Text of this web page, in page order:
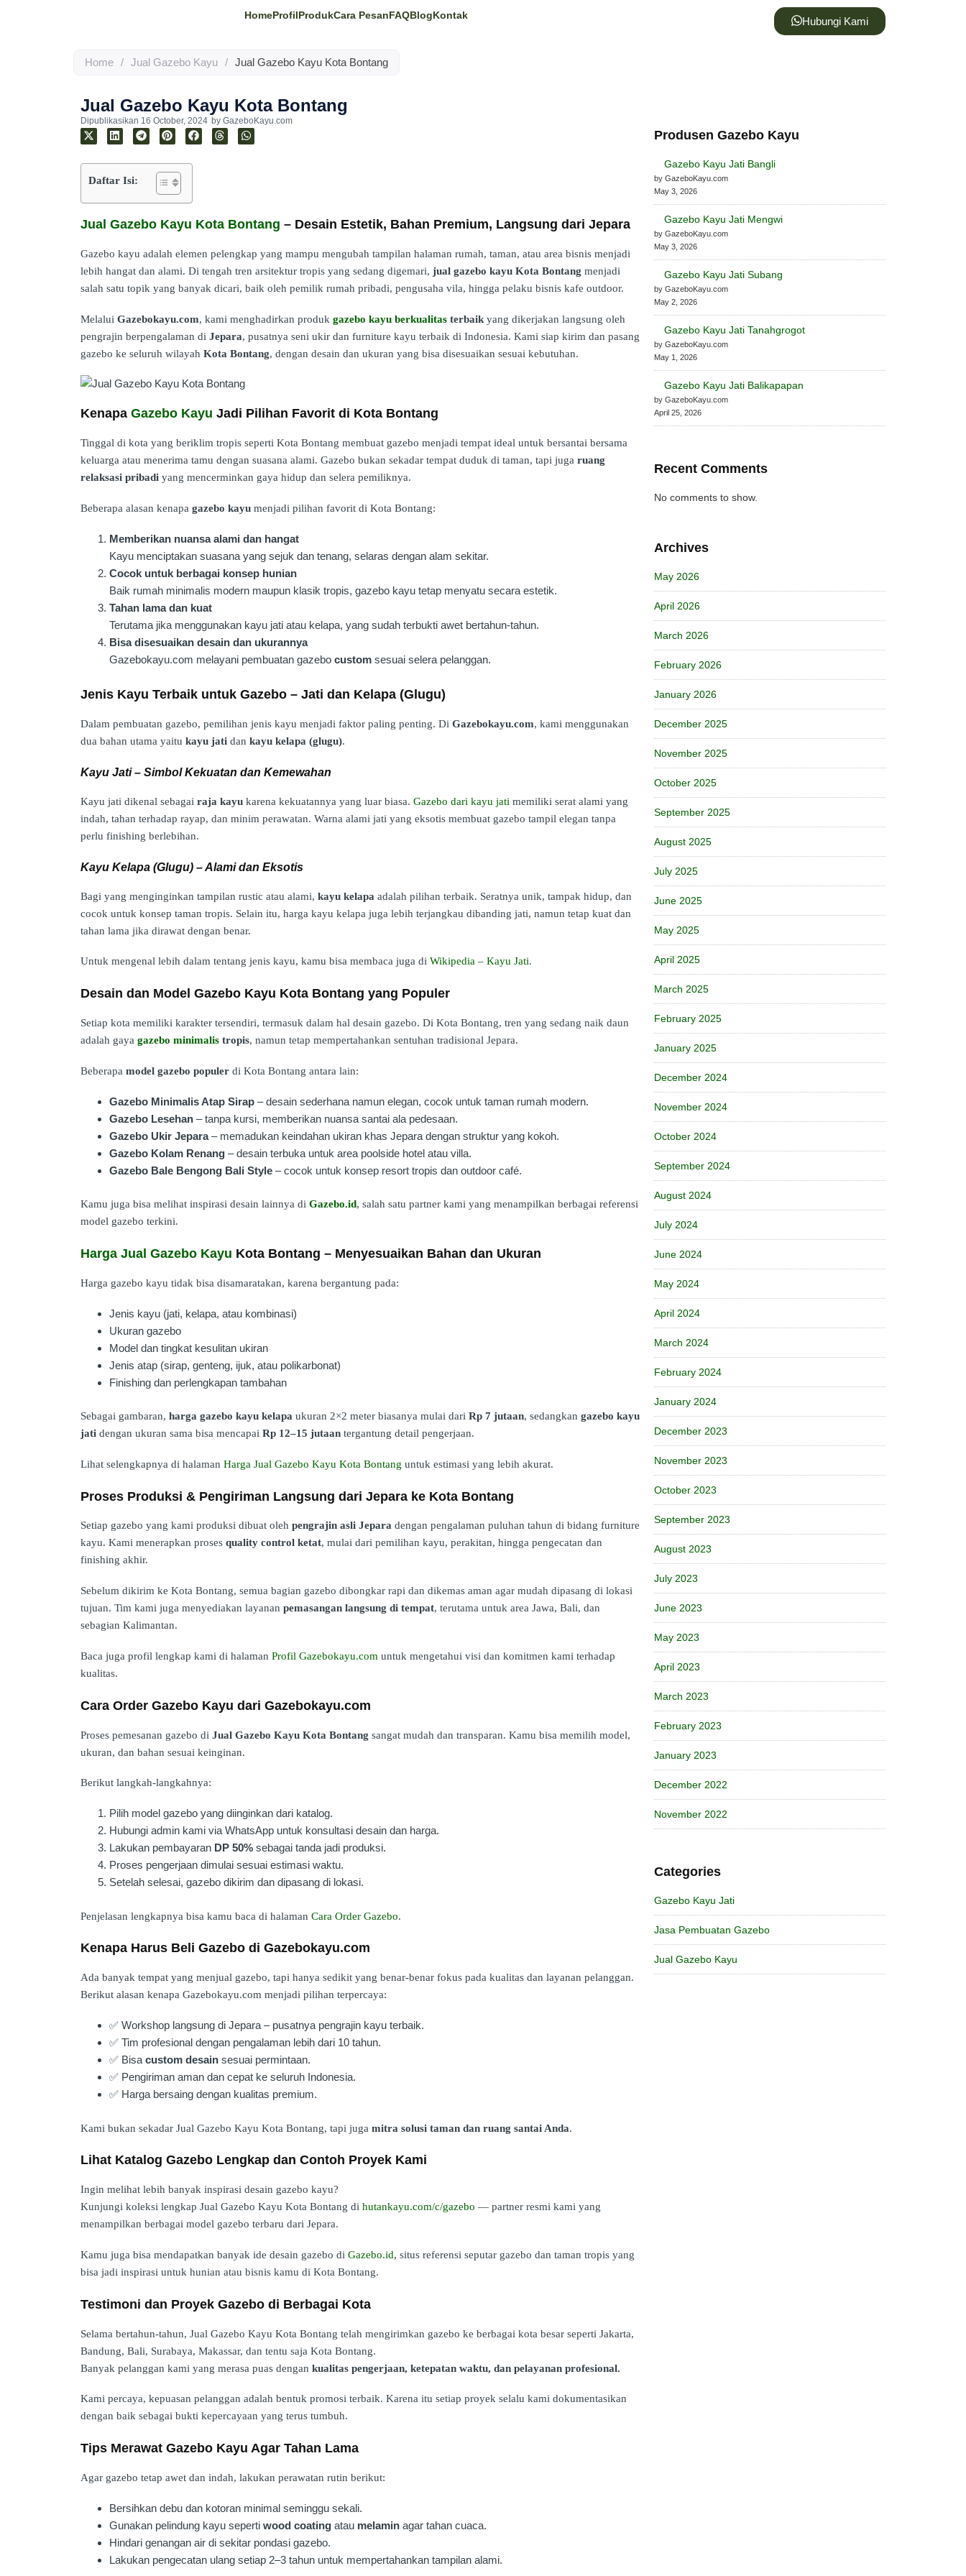
HomeProfilProdukCara PesanFAQBlogKontak Hubungi Kami
Home / Jual Gazebo Kayu / Jual Gazebo Kayu Kota Bontang
Jual Gazebo Kayu Kota Bontang
Dipublikasikan 16 October, 2024 by GazeboKayu.com
Daftar Isi:
Jual Gazebo Kayu Kota Bontang – Desain Estetik, Bahan Premium, Langsung dari Jepara
Gazebo kayu adalah elemen pelengkap yang mampu mengubah tampilan halaman rumah, taman, atau area bisnis menjadi
lebih hangat dan alami. Di tengah tren arsitektur tropis yang sedang digemari, jual gazebo kayu Kota Bontang menjadi
salah satu topik yang banyak dicari, baik oleh pemilik rumah pribadi, pengusaha vila, hingga pelaku bisnis kafe outdoor.
Melalui Gazebokayu.com, kami menghadirkan produk gazebo kayu berkualitas terbaik yang dikerjakan langsung oleh
pengrajin berpengalaman di Jepara, pusatnya seni ukir dan furniture kayu terbaik di Indonesia. Kami siap kirim dan pasang
gazebo ke seluruh wilayah Kota Bontang, dengan desain dan ukuran yang bisa disesuaikan sesuai kebutuhan.
Kenapa Gazebo Kayu Jadi Pilihan Favorit di Kota Bontang
Tinggal di kota yang beriklim tropis seperti Kota Bontang membuat gazebo menjadi tempat ideal untuk bersantai bersama
keluarga atau menerima tamu dengan suasana alami. Gazebo bukan sekadar tempat duduk di taman, tapi juga ruang
relaksasi pribadi yang mencerminkan gaya hidup dan selera pemiliknya.
Beberapa alasan kenapa gazebo kayu menjadi pilihan favorit di Kota Bontang:
Memberikan nuansa alami dan hangat
Kayu menciptakan suasana yang sejuk dan tenang, selaras dengan alam sekitar.
Cocok untuk berbagai konsep hunian
Baik rumah minimalis modern maupun klasik tropis, gazebo kayu tetap menyatu secara estetik.
Tahan lama dan kuat
Terutama jika menggunakan kayu jati atau kelapa, yang sudah terbukti awet bertahun-tahun.
Bisa disesuaikan desain dan ukurannya
Gazebokayu.com melayani pembuatan gazebo custom sesuai selera pelanggan.
Jenis Kayu Terbaik untuk Gazebo – Jati dan Kelapa (Glugu)
Dalam pembuatan gazebo, pemilihan jenis kayu menjadi faktor paling penting. Di Gazebokayu.com, kami menggunakan
dua bahan utama yaitu kayu jati dan kayu kelapa (glugu).
Kayu Jati – Simbol Kekuatan dan Kemewahan
Kayu jati dikenal sebagai raja kayu karena kekuatannya yang luar biasa. Gazebo dari kayu jati memiliki serat alami yang
indah, tahan terhadap rayap, dan minim perawatan. Warna alami jati yang eksotis membuat gazebo tampil elegan tanpa
perlu finishing berlebihan.
Kayu Kelapa (Glugu) – Alami dan Eksotis
Bagi yang menginginkan tampilan rustic atau alami, kayu kelapa adalah pilihan terbaik. Seratnya unik, tampak hidup, dan
cocok untuk konsep taman tropis. Selain itu, harga kayu kelapa juga lebih terjangkau dibanding jati, namun tetap kuat dan
tahan lama jika dirawat dengan benar.
Untuk mengenal lebih dalam tentang jenis kayu, kamu bisa membaca juga di Wikipedia – Kayu Jati.
Desain dan Model Gazebo Kayu Kota Bontang yang Populer
Setiap kota memiliki karakter tersendiri, termasuk dalam hal desain gazebo. Di Kota Bontang, tren yang sedang naik daun
adalah gaya gazebo minimalis tropis, namun tetap mempertahankan sentuhan tradisional Jepara.
Beberapa model gazebo populer di Kota Bontang antara lain:
Gazebo Minimalis Atap Sirap – desain sederhana namun elegan, cocok untuk taman rumah modern.
Gazebo Lesehan – tanpa kursi, memberikan nuansa santai ala pedesaan.
Gazebo Ukir Jepara– memadukan keindahan ukiran khas Jepara dengan struktur yang kokoh.
Gazebo Kolam Renang – desain terbuka untuk area poolside hotel atau villa.
Gazebo Bale Bengong Bali Style – cocok untuk konsep resort tropis dan outdoor café.
Kamu juga bisa melihat inspirasi desain lainnya di Gazebo.id, salah satu partner kami yang menampilkan berbagai referensi
model gazebo terkini.
Harga Jual Gazebo Kayu Kota Bontang – Menyesuaikan Bahan dan Ukuran
Harga gazebo kayu tidak bisa disamaratakan, karena bergantung pada:
Jenis kayu (jati, kelapa, atau kombinasi)
Ukuran gazebo
Model dan tingkat kesulitan ukiran
Jenis atap (sirap, genteng, ijuk, atau polikarbonat)
Finishing dan perlengkapan tambahan
Sebagai gambaran, harga gazebo kayu kelapa ukuran 2×2 meter biasanya mulai dari Rp 7 jutaan, sedangkan gazebo kayu
jati dengan ukuran sama bisa mencapai Rp 12–15 jutaan tergantung detail pengerjaan.
Lihat selengkapnya di halaman Harga Jual Gazebo Kayu Kota Bontang untuk estimasi yang lebih akurat.
Proses Produksi & Pengiriman Langsung dari Jepara ke Kota Bontang
Setiap gazebo yang kami produksi dibuat oleh pengrajin asli Jepara dengan pengalaman puluhan tahun di bidang furniture
kayu. Kami menerapkan proses quality control ketat, mulai dari pemilihan kayu, perakitan, hingga pengecatan dan
finishing akhir.
Sebelum dikirim ke Kota Bontang, semua bagian gazebo dibongkar rapi dan dikemas aman agar mudah dipasang di lokasi
tujuan. Tim kami juga menyediakan layanan pemasangan langsung di tempat, terutama untuk area Jawa, Bali, dan
sebagian Kalimantan.
Baca juga profil lengkap kami di halaman Profil Gazebokayu.com untuk mengetahui visi dan komitmen kami terhadap
kualitas.
Cara Order Gazebo Kayu dari Gazebokayu.com
Proses pemesanan gazebo di Jual Gazebo Kayu Kota Bontang sangat mudah dan transparan. Kamu bisa memilih model,
ukuran, dan bahan sesuai keinginan.
Berikut langkah-langkahnya:
Pilih model gazebo yang diinginkan dari katalog.
Hubungi admin kami via WhatsApp untuk konsultasi desain dan harga.
Lakukan pembayaran DP 50% sebagai tanda jadi produksi.
Proses pengerjaan dimulai sesuai estimasi waktu.
Setelah selesai, gazebo dikirim dan dipasang di lokasi.
Penjelasan lengkapnya bisa kamu baca di halaman Cara Order Gazebo.
Kenapa Harus Beli Gazebo di Gazebokayu.com
Ada banyak tempat yang menjual gazebo, tapi hanya sedikit yang benar-benar fokus pada kualitas dan layanan pelanggan.
Berikut alasan kenapa Gazebokayu.com menjadi pilihan terpercaya:
✅ Workshop langsung di Jepara – pusatnya pengrajin kayu terbaik.
✅ Tim profesional dengan pengalaman lebih dari 10 tahun.
✅ Bisa custom desain sesuai permintaan.
✅ Pengiriman aman dan cepat ke seluruh Indonesia.
✅ Harga bersaing dengan kualitas premium.
Kami bukan sekadar Jual Gazebo Kayu Kota Bontang, tapi juga mitra solusi taman dan ruang santai Anda.
Lihat Katalog Gazebo Lengkap dan Contoh Proyek Kami
Ingin melihat lebih banyak inspirasi desain gazebo kayu?
Kunjungi koleksi lengkap Jual Gazebo Kayu Kota Bontang di hutankayu.com/c/gazebo — partner resmi kami yang
menampilkan berbagai model gazebo terbaru dari Jepara.
Kamu juga bisa mendapatkan banyak ide desain gazebo di Gazebo.id, situs referensi seputar gazebo dan taman tropis yang
bisa jadi inspirasi untuk hunian atau bisnis kamu di Kota Bontang.
Testimoni dan Proyek Gazebo di Berbagai Kota
Selama bertahun-tahun, Jual Gazebo Kayu Kota Bontang telah mengirimkan gazebo ke berbagai kota besar seperti Jakarta,
Bandung, Bali, Surabaya, Makassar, dan tentu saja Kota Bontang.
Banyak pelanggan kami yang merasa puas dengan kualitas pengerjaan, ketepatan waktu, dan pelayanan profesional.
Kami percaya, kepuasan pelanggan adalah bentuk promosi terbaik. Karena itu setiap proyek selalu kami dokumentasikan
dengan baik sebagai bukti kepercayaan yang terus tumbuh.
Tips Merawat Gazebo Kayu Agar Tahan Lama
Agar gazebo tetap awet dan indah, lakukan perawatan rutin berikut:
Bersihkan debu dan kotoran minimal seminggu sekali.
Gunakan pelindung kayu seperti wood coating atau melamin agar tahan cuaca.
Hindari genangan air di sekitar pondasi gazebo.
Lakukan pengecatan ulang setiap 2–3 tahun untuk mempertahankan tampilan alami.
Produsen Gazebo Kayu
Gazebo Kayu Jati Bangli
by GazeboKayu.com
May 3, 2026
Gazebo Kayu Jati Mengwi
by GazeboKayu.com
May 3, 2026
Gazebo Kayu Jati Subang
by GazeboKayu.com
May 2, 2026
Gazebo Kayu Jati Tanahgrogot
by GazeboKayu.com
May 1, 2026
Gazebo Kayu Jati Balikapapan
by GazeboKayu.com
April 25, 2026
Recent Comments
No comments to show.
Archives
May 2026
April 2026
March 2026
February 2026
January 2026
December 2025
November 2025
October 2025
September 2025
August 2025
July 2025
June 2025
May 2025
April 2025
March 2025
February 2025
January 2025
December 2024
November 2024
October 2024
September 2024
August 2024
July 2024
June 2024
May 2024
April 2024
March 2024
February 2024
January 2024
December 2023
November 2023
October 2023
September 2023
August 2023
July 2023
June 2023
May 2023
April 2023
March 2023
February 2023
January 2023
December 2022
November 2022
Categories
Gazebo Kayu Jati
Jasa Pembuatan Gazebo
Jual Gazebo Kayu